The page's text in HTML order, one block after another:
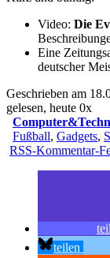
Video: Die
Eine
deutscher
Geschrieben am
gelesen, heute 0x
Fußball, Gadgets,
RSS-Kommentar-
teilen